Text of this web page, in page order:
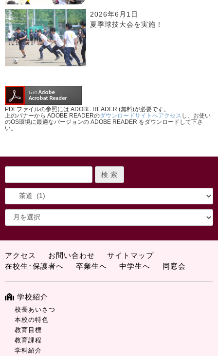
2026年6月1日
夏季球技大会を実施！
PDFファイルの参照には ADOBE READER (無料)が必要です。
上のバナーから ADOBE READERのダウンロードサイトへアクセス し、お使い
のOS環境に最適なバージョンの ADOBE READER をダウンロードして下さ
い。
アクセス お問い合わせ
サイトマップ
在校生･保護者へ
卒業生へ 中学生へ 同窓会
学校紹介
校長あいさつ
本校の特色
教育目標
教育課程
学科紹介